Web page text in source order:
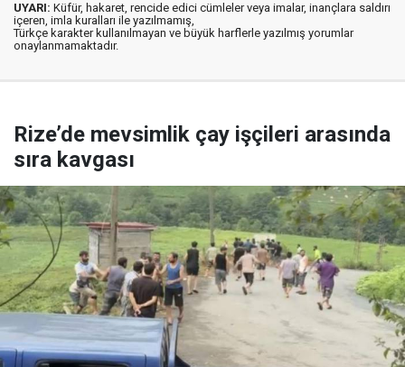
UYARI: Küfür, hakaret, rencide edici cümleler veya imalar, inançlara saldırı
içeren, imla kuralları ile yazılmamış,
Türkçe karakter kullanılmayan ve büyük harflerle yazılmış yorumlar
onaylanmamaktadır.
Rize’de mevsimlik çay işçileri arasında
sıra kavgası